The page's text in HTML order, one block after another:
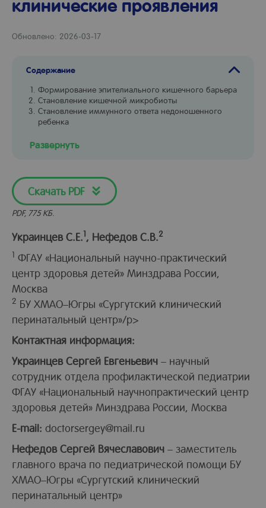
клинические проявления
Обновлено: 2026-03-17
Содержание
Формирование эпителиального кишечного барьера
Становление кишечной микробиоты
Становление иммунного ответа недоношенного
ребенка
Развернуть
Скачать PDF
PDF, 775 КБ.
Украинцев С.Е.1, Нефедов С.В.2
1 ФГАУ «Национальный научно-практический
центр здоровья детей» Минздрава России,
Москва
2 БУ ХМАО–Югры «Сургутский клинический
перинатальный центр»/p>
Контактная информация:
Украинцев Сергей Евгеньевич – научный
сотрудник отдела профилактической педиатрии
ФГАУ «Национальный научнопрактический центр
здоровья детей» Минздрава России, Москва
E-mail: doctorsergey@mail.ru
Нефедов Сергей Вячеславович – заместитель
главного врача по педиатрической помощи БУ
ХМАО–Югры «Сургутский клинический
перинатальный центр»